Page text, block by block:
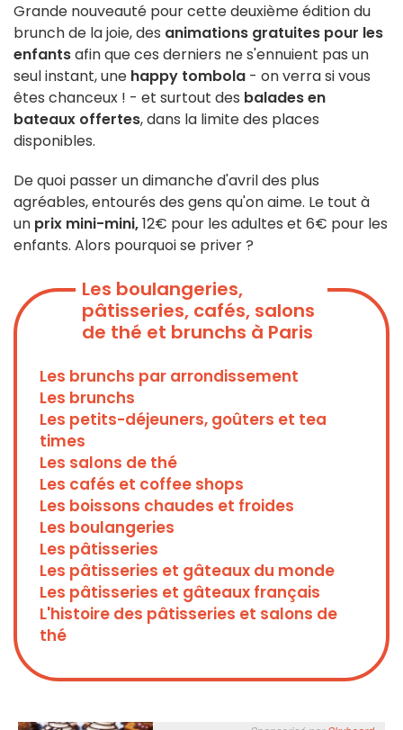
Grande nouveauté pour cette deuxième édition du
brunch de la joie, des animations gratuites pour les
enfantsafin que ces derniers ne s'ennuient pas un
seul instant, une happy tombola - on verra si vous
êtes chanceux ! - et surtout des balades en
bateaux offertes, dans la limite des places
disponibles.
De quoi passer un dimanche d'avril des plus
agréables, entourés des gens qu'on aime. Le tout à
un prix mini-mini,12€ pour les adultes et 6€ pour les
enfants. Alors pourquoi se priver ?
Les boulangeries,
pâtisseries, cafés, salons
de thé et brunchs à Paris
Les brunchs par arrondissement
Les brunchs
Les petits-déjeuners, goûters et tea
times
Les salons de thé
Les cafés et coffee shops
Les boissons chaudes et froides
Les boulangeries
Les pâtisseries
Les pâtisseries et gâteaux du monde
Les pâtisseries et gâteaux français
L'histoire des pâtisseries et salons de
thé